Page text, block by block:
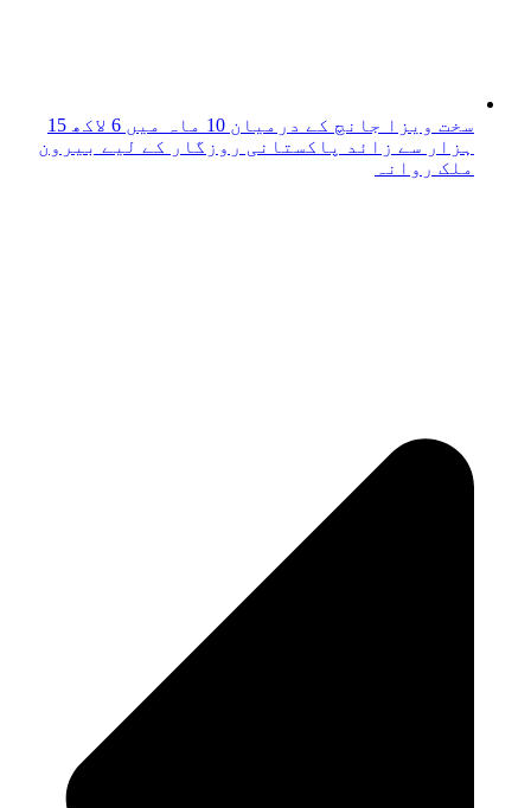
سخت ویزا جانچ کے درمیان 10 ماہ میں 6 لاکھ 15
ہزار سے زائد پاکستانی روزگار کے لیے بیرون
ملک روانہ